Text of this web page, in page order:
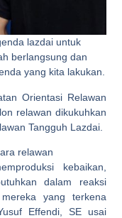
lazdai untuk
berlangsung dan
yang kita lakukan.
Orientasi Relawan
relawan dikukuhkan
Tangguh Lazdai.
relawan
kebaikan,
dalam reaksi
yang terkena
Effendi, SE usai